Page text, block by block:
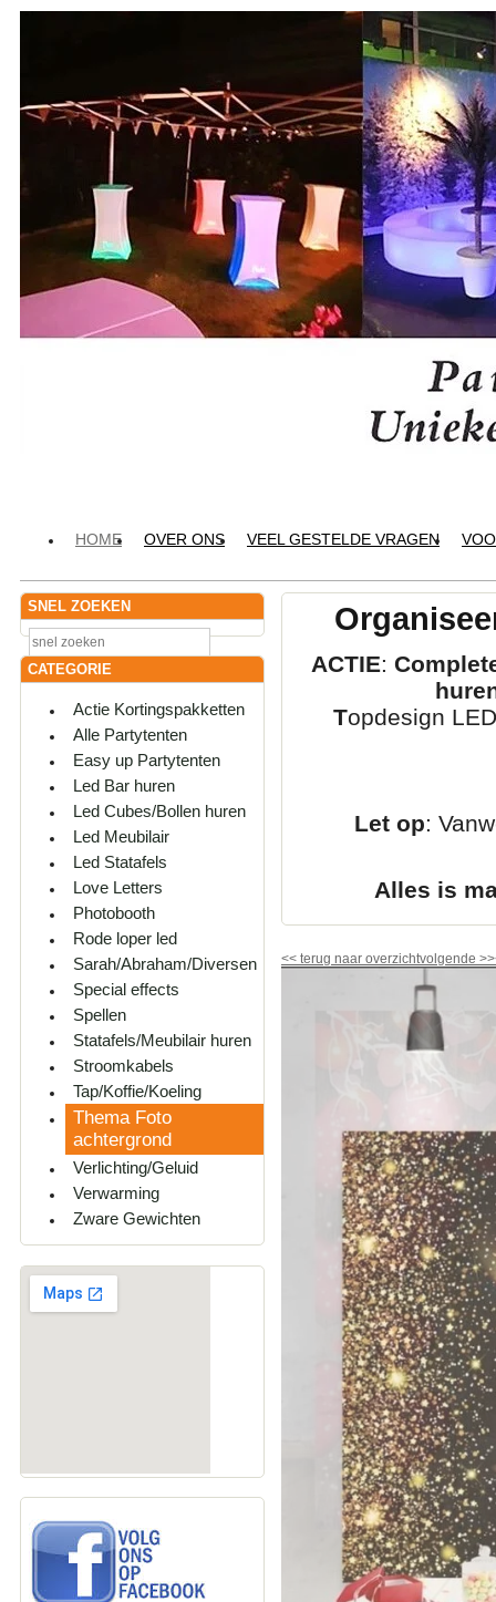
HOME OVER ONS VEEL GESTELDE VRAGEN
SNEL ZOEKEN
CATEGORIE
Actie Kortingspakketten
Alle Partytenten
Easy up Partytenten
Led Bar huren
Led Cubes/Bollen huren
Led Meubilair
Led Statafels
Love Letters
Photobooth
Rode loper led
Sarah/Abraham/Diversen
Special effects
Spellen
Statafels/Meubilair huren
Stroomkabels
Tap/Koffie/Koeling
Thema Foto
achtergrond
Verlichting/Geluid
Verwarming
Zware Gewichten
ACTIE:
Topdesign
Let op:
Alles is
<< terug naar overzichtvolgende >>